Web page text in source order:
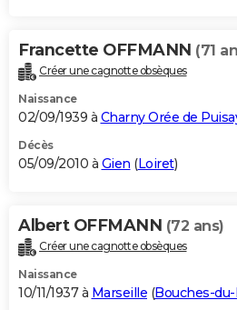
Francette OFFMANN (71
Créer une cagnotte obsèques
Naissance
02/09/1939 à Charny Orée de
Décès
05/09/2010 à Gien (Loiret)
Albert OFFMANN (72 ans)
Créer une cagnotte obsèques
Naissance
10/11/1937 à Marseille (Bouches-